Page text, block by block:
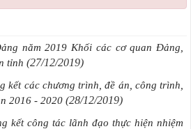
năm 2019 Khối các cơ quan Đảng,
tỉnh (27/12/2019)
kết các chương trình, đề án, công trình,
2016 - 2020 (28/12/2019)
kết công tác lãnh đạo thực hiện nhiệm